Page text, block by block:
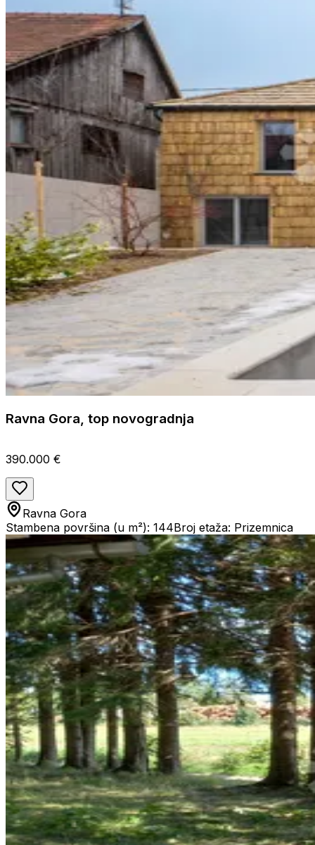
Ravna Gora, top novogradnja
390.000 €
Ravna Gora
Stambena površina (u m²): 144Broj etaža: Prizemnica